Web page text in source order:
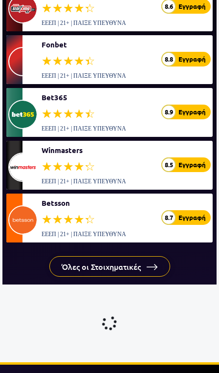
☆☆☆☆☆
★★★★★ 8.6 Εγγραφή
ΕΕΕΠ | 21+ | ΠΑΙΞΕ ΥΠΕΥΘΥΝΑ
Fonbet
☆☆☆☆☆
★★★★★ 8.8 Εγγραφή
ΕΕΕΠ | 21+ | ΠΑΙΞΕ ΥΠΕΥΘΥΝΑ
Bet365
☆☆☆☆☆
★★★★★ 8.9 Εγγραφή
ΕΕΕΠ | 21+ | ΠΑΙΞΕ ΥΠΕΥΘΥΝΑ
Winmasters
☆☆☆☆☆
★★★★★ 8.5 Εγγραφή
ΕΕΕΠ | 21+ | ΠΑΙΞΕ ΥΠΕΥΘΥΝΑ
Betsson
☆☆☆☆☆
★★★★★ 8.7 Εγγραφή
ΕΕΕΠ | 21+ | ΠΑΙΞΕ ΥΠΕΥΘΥΝΑ
Όλες οι Στοιχηματικές